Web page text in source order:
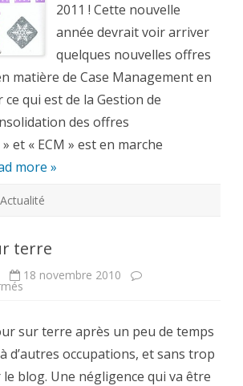
2011 ! Cette nouvelle
année devrait voir arriver
quelques nouvelles offres
matière de Case Management en
qui est de la Gestion de
des offres
et « ECM » est en marche
more »
Actualité
terre
18 novembre 2010
terre
sur terre après un peu de temps
d’autres occupations, et sans trop
blog. Une négligence qui va être